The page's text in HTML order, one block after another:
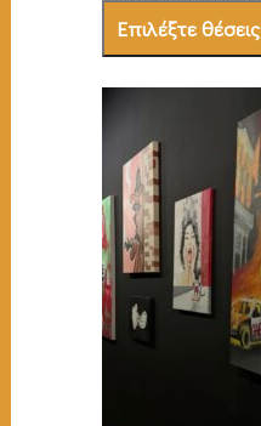
Επιλέξτε θέσεις